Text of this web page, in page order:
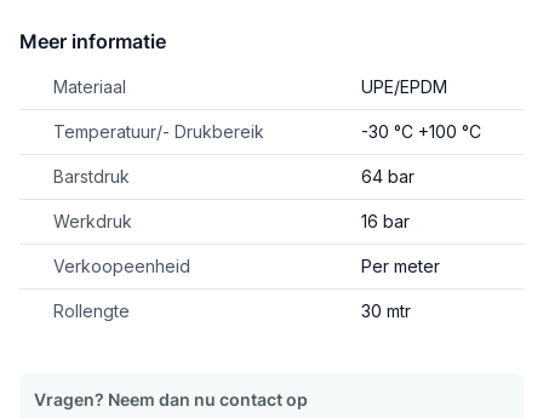
Meer informatie
Materiaal UPE/EPDM
Temperatuur/- Drukbereik -30 °C +100 °C
Barstdruk 64 bar
Werkdruk 16 bar
Verkoopeenheid Per meter
Rollengte 30 mtr
Vragen? Neem dan nu contact op